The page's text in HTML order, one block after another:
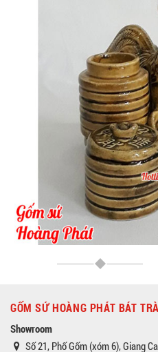
GỐM SỨ HOÀNG PHÁT BÁT
Showroom
Số 21, Phố Gốm (xóm 6), Giang